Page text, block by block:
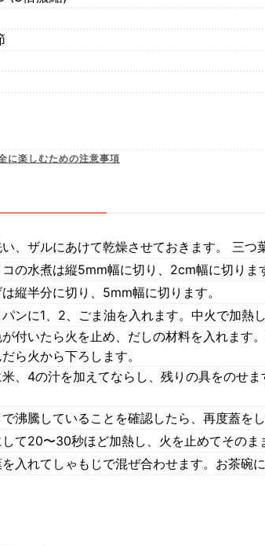
に楽しむための注意事項
、ザルにあけて乾燥させておきます。 三つ
コの水煮は縦5mm幅に切り、2cm幅に切りま
縦半分に切り、5mm幅に切ります。
ンに1、2、ごま油を入れます。中火で加熱
付いたら火を止め、だしの材料を入れます
ら火から下ろします。
、4の汁を加えてならし、残りの具をのせ
沸騰していることを確認したら、再度蓋を
て20〜30秒ほど加熱し、火を止めてそのま
入れてしゃもじで混ぜ合わせます。お茶碗